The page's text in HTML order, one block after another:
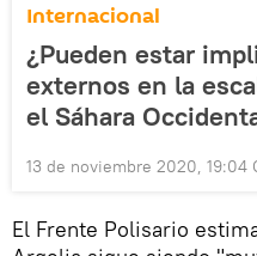
Internacional
¿Pueden estar
externos en la
el Sáhara
13 de noviembre 2020, 19:04
El Frente Polisario